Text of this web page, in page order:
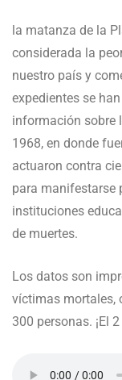
la matanza de la
considerada la
nuestro país y
expedientes se
información sobre
1968, en donde
actuaron contra
para manifestarse
instituciones
de muertes.
Los datos son
víctimas mortales,
300 personas. ¡El